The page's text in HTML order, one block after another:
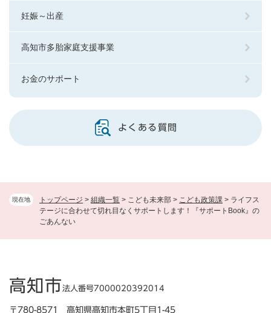
現在地 トップページ > 組織一覧 > こども未来部 > こども政策課 > ライフス
テージに合わせて切れ目なくサポートします！『サポートBook』の
ごあんない
妊娠～出産
高知市多胎家庭支援事業
お金のサポート
よくある質問
高知市法人番号7000020392014
〒780-8571 高知県高知市本町5丁目1-45